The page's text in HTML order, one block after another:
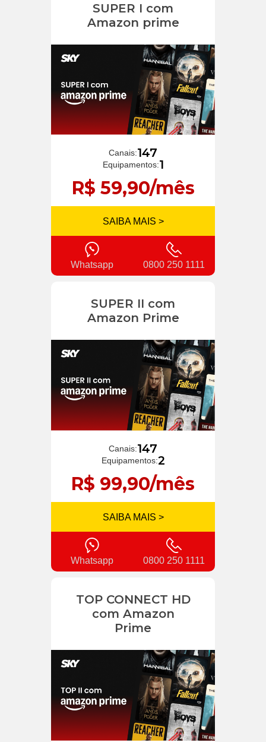
SUPER I com
Amazon prime
Canais:147
Equipamentos:1
R$ 59,90/mês
SAIBA MAIS >
Whatsapp 0800 250 1111
SUPER II com
Amazon Prime
Canais:147
Equipamentos:2
R$ 99,90/mês
SAIBA MAIS >
Whatsapp 0800 250 1111
TOP CONNECT HD
com Amazon
Prime